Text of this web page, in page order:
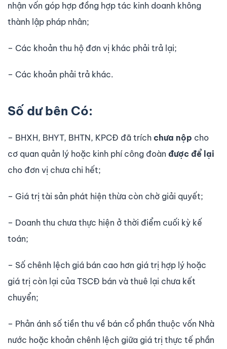
nhận vốn góp hợp đồng hợp tác kinh doanh không
thành lập pháp nhân;
– Các khoản thu hộ đơn vị khác phải trả lại;
– Các khoản phải trả khác.
Số dư­ bên Có:
– BHXH, BHYT, BHTN, KPCĐ đã trích chư­a nộp cho
cơ quan quản lý hoặc kinh phí công đoàn được để lại
cho đơn vị chư­a chi hết;
– Giá trị tài sản phát hiện thừa còn chờ giải quyết;
– Doanh thu chưa thực hiện ở thời điểm cuối kỳ kế
toán;
– Số chênh lệch giá bán cao hơn giá trị hợp lý hoặc
giá trị còn lại của TSCĐ bán và thuê lại chưa kết
chuyển;
– Phản ánh số tiền thu về bán cổ phần thuộc vốn Nhà
nước hoặc khoản chênh lệch giữa giá trị thực tế phần